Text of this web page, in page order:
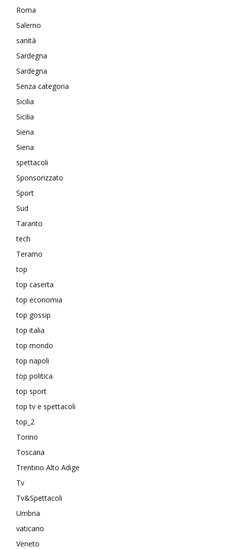
Roma
Salerno
sanità
Sardegna
Sardegna
Senza categoria
Sicilia
Sicilia
Siena
Siena
spettacoli
Sponsorizzato
Sport
Sud
Taranto
tech
Teramo
top
top caserta
top economia
top gossip
top italia
top mondo
top napoli
top politica
top sport
top tv e spettacoli
top_2
Torino
Toscana
Trentino Alto Adige
Tv
Tv&Spettacoli
Umbria
vaticano
Veneto